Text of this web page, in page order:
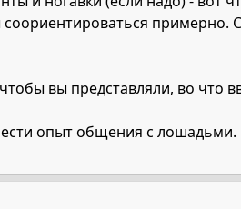
примерно.
вы представляли, во что
опыт общения с